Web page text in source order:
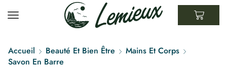
Accueil Beauté Et Bien Être
Mains Et Corps
Savon En Barre